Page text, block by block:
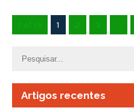
1 of 15 1 2 3
Artigos recentes